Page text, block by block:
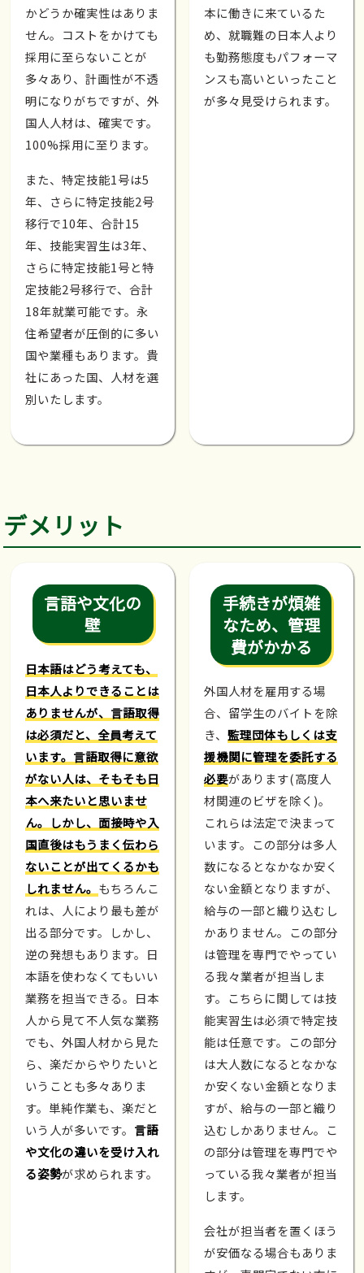
かどうか確実性はありま
せん。コストをかけても
採用に至らないことが
多々あり、計画性が不透
明になりがちですが、外
国人人材は、確実です。
100%採用に至ります。
また、特定技能1号は5
年、さらに特定技能2号
移行で10年、合計15
年、技能実習生は3年、
さらに特定技能1号と特
定技能2号移行で、合計
18年就業可能です。永
住希望者が圧倒的に多い
国や業種もあります。貴
社にあった国、人材を選
別いたします。
本に働きに来ているた
め、就職難の日本人より
も勤務態度もパフォーマ
ンスも高いといったこと
が多々見受けられます。
デメリット
言語や文化の
壁
日本語はどう考えても、
日本人よりできることは
ありませんが、言語取得
は必須だと、全員考えて
います。言語取得に意欲
がない人は、そもそも日
本へ来たいと思いませ
ん。しかし、面接時や入
国直後はもうまく伝わら
ないことが出てくるかも
しれません。 もちろんこ
れは、人により最も差が
出る部分です。しかし、
逆の発想もあります。日
本語を使わなくてもいい
業務を担当できる。日本
人から見て不人気な業務
でも、外国人材から見た
ら、楽だからやりたいと
いうことも多々ありま
す。単純作業も、楽だと
いう人が多いです。 言語
や文化の違いを受け入れ
る姿勢が求められます。
手続きが煩雑
なため、管理
費がかかる
外国人材を雇用する場
合、留学生のバイトを除
き、 監理団体もしくは支
援機関に管理を委託する
必要があります(高度人
材関連のビザを除く)。
これらは法定で決まって
います。この部分は多人
数になるとなかなか安く
ない金額となりますが、
給与の一部と織り込むし
かありません。この部分
は管理を専門でやってい
る我々業者が担当しま
す。こちらに関しては技
能実習生は必須で特定技
能は任意です。この部分
は大人数になるとなかな
か安くない金額となりま
すが、給与の一部と織り
込むしかありません。こ
の部分は管理を専門でや
っている我々業者が担当
します。
会社が担当者を置くほう
が安価なる場合もありま